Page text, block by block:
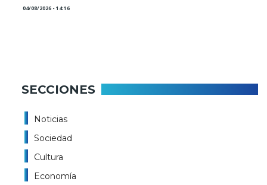
04/08/2026 - 14:16
SECCIONES
Noticias
Sociedad
Cultura
Economía